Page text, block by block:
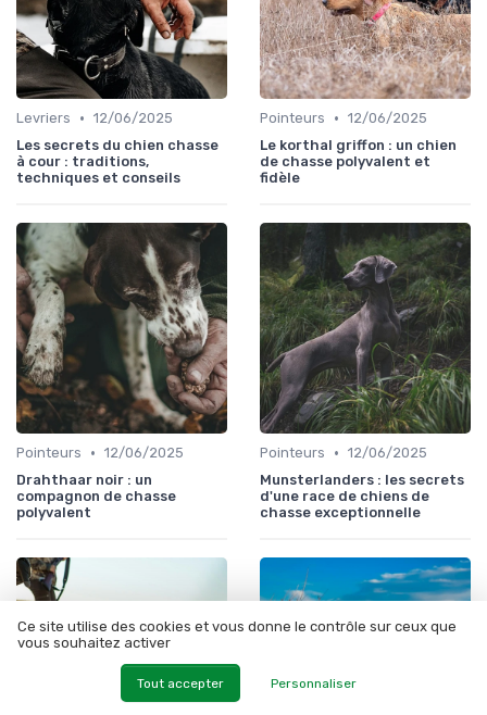
Levriers • 12/06/2025
Les secrets du chien chasse
à cour : traditions,
techniques et conseils
Pointeurs • 12/06/2025
Le korthal griffon : un chien
de chasse polyvalent et
fidèle
Pointeurs • 12/06/2025
Drahthaar noir : un
compagnon de chasse
polyvalent
Pointeurs • 12/06/2025
Munsterlanders : les secrets
d'une race de chiens de
chasse exceptionnelle
Ce site utilise des cookies et vous donne le contrôle sur ceux que
vous souhaitez activer
Tout accepter Personnaliser